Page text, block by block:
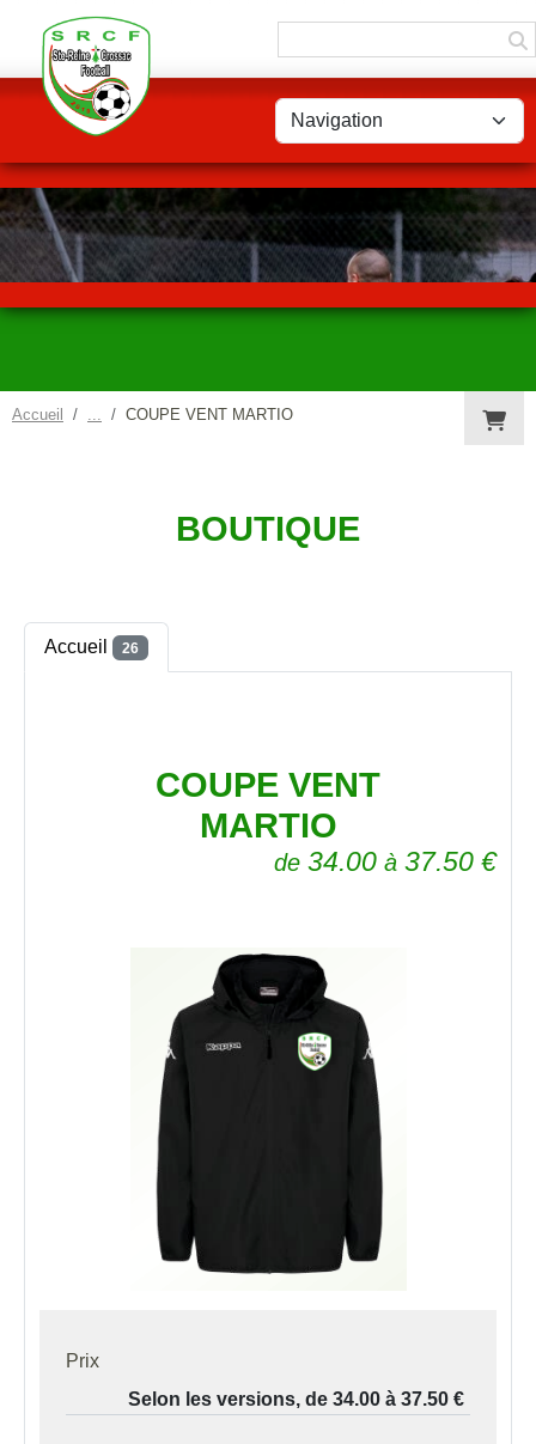
Accueil COUPE VENT MARTIO
BOUTIQUE
Accueil 26
COUPE VENT
MARTIO
de 34.00 à 37.50 €
Prix
Panneau de gestion des cookies